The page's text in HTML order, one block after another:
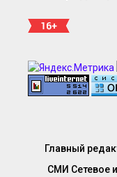
Главный
СМИ Сетевое